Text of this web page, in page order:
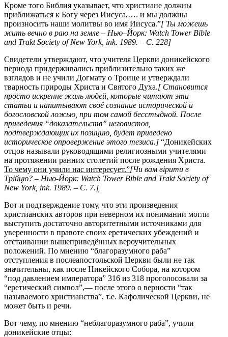
Кроме того Библия указывает, что христиане должны
приближаться к Богу через Иисуса,…. и мы должны
произносить наши молитвы во имя Иисуса.”[ Ты можешь
жить вечно в раю на земле – Нью–Йорк: Watch Tower Bible
and Trakt Society of New York, ink. 1989. – С. 228]
Свидетели утверждают, что учителя Церкви доникейского
периода придерживались приблизительно таких же
взглядов и не учили Догмату о Троице и утверждали
тварность природы Христа и Святого Духа.[ Становится
просто искренне жаль людей, которые читают эти
статьи и напитывают своё сознание исторической и
богословской ложью, при том самой бесстыдной. После
приведения “доказательств” иеговистов,
подтверждающих их позицию, будет приведено
историческое опровержение этого тезиса.] “Доникейских
отцов называли руководящими религиозными учителями
на протяжении ранних столетий после рождения Христа.
То чему они учили нас интересует.”[Чи вам вірити в
Трійцю? – Нью-Йорк: Watch Tower Bible and Trakt Society of
New York, ink. 1989. – С. 7.]
Вот и подтверждение тому, что эти произведения
христианских авторов при неверном их понимании могли
выступить достаточно авторитетными источниками для
уверенности в правоте своих еретических убеждений и
отстаивании вышеприведённых вероучительных
положений. По мнению “благоразумного раба”
отступления в послеапостольской Церкви были не так
значительны, как после Никейского Собора, на котором
“под давлением императора” 316 из 318 проголосовали за
“еретический символ”,— после этого о верности “так
называемого христианства”, т.е. Кафолической Церкви, не
может быть и речи.
Вот чему, по мнению “неблагоразумного раба”, учили
доникейские отцы: